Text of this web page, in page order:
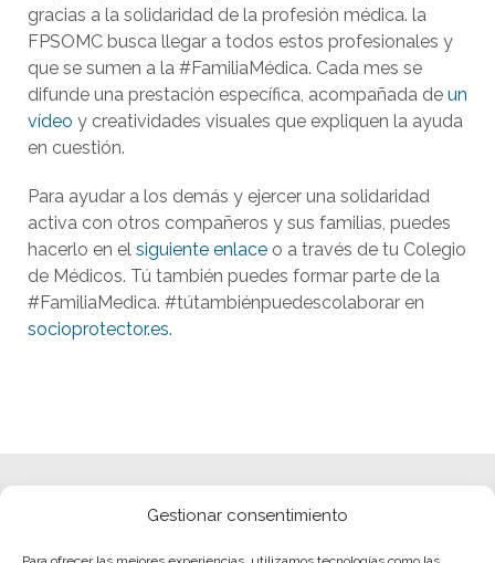
Gestionar consentimiento
gracias a la solidaridad de la profesión médica. la
FPSOMC busca llegar a todos estos profesionales y
que se sumen a la #FamiliaMédica. Cada mes se
difunde una prestación específica, acompañada de un
vídeo y creatividades visuales que expliquen la ayuda
en cuestión.
Para ayudar a los demás y ejercer una solidaridad
activa con otros compañeros y sus familias, puedes
hacerlo en el siguiente enlace o a través de tu Colegio
de Médicos. Tú también puedes formar parte de la
#FamiliaMedica. #tútambiénpuedescolaborar en
socioprotector.es.